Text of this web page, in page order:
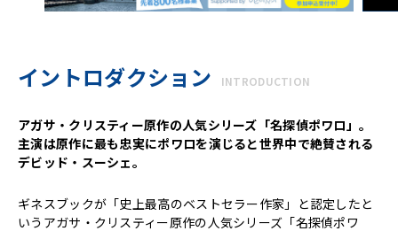
イントロダクション INTRODUCTION
アガサ・クリスティー原作の人気シリーズ「名探偵ポワロ」。
主演は原作に最も忠実にポワロを演じると世界中で絶賛される
デビッド・スーシェ。
ギネスブックが「史上最高のベストセラー作家」と認定したと
いうアガサ・クリスティー原作の人気シリーズ「名探偵ポワ